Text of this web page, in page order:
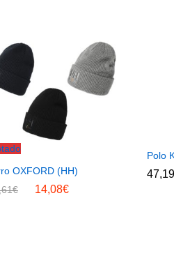
OXFORD (HH)
€ 14,08€
Polo
47,19